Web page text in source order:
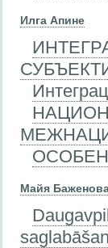
Илга Апине
Майя